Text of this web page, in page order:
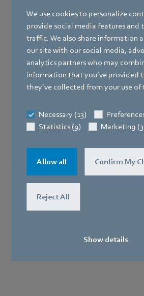
We use cookies to personalize
provide social media features and
traffic. We also share information
our site with our social media,
analytics partners who may
information that you’ve provided
they’ve collected from your use of
Necessary (13)
Statistics (9)
Marketing
Allow all Confirm My
Reject All
Show details
Sopladores de hasta 4 MW
El soplador de gas VG 450 establece
nuevo pico en rendimiento – no solo
nuestra gama, sino en la tecnología de
iNR 77